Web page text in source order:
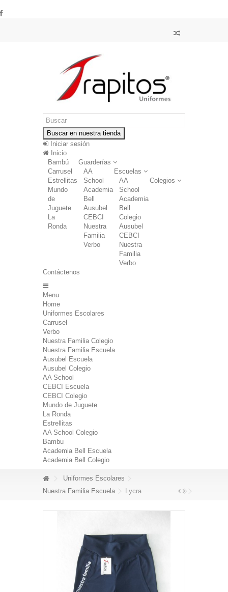
Buscar en nuestra tienda
Iniciar sesión
Inicio
Guarderías
Bambú
Carrusel
Estrellitas
Mundo
de
Juguete
La
Ronda
Escuelas
AA
School
Academia
Bell
Ausubel
CEBCI
Nuestra
Familia
Verbo
Colegios
AA
School
Academia
Bell
Colegio
Ausubel
CEBCI
Nuestra
Familia
Verbo
Contáctenos
Menu
Home
Uniformes Escolares
Carrusel
Verbo
Nuestra Familia Colegio
Nuestra Familia Escuela
Ausubel Escuela
Ausubel Colegio
AA School
CEBCI Escuela
CEBCI Colegio
Mundo de Juguete
La Ronda
Estrellitas
AA School Colegio
Bambu
Academia Bell Escuela
Academia Bell Colegio
Uniformes Escolares
Nuestra Familia Escuela
Lycra